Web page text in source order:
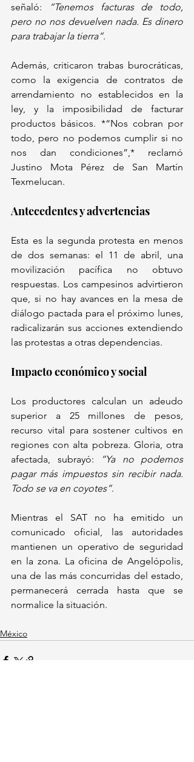
señaló:
“Tenemos facturas de todo,
pero no nos devuelven nada. Es dinero
para trabajar la tierra”.
Además, criticaron trabas burocráticas,
como la exigencia de contratos de
arrendamiento no establecidos en la
ley, y la imposibilidad de facturar
productos básicos. *“Nos cobran por
todo, pero no podemos cumplir si no
nos dan condiciones”,* reclamó
Justino Mota Pérez de San Martín
Texmelucan.
Antecedentes y advertencias
Esta es la segunda protesta en menos
de dos semanas: el 11 de abril, una
movilización pacífica no obtuvo
respuestas. Los campesinos advirtieron
que, si no hay avances en la mesa de
diálogo pactada para el próximo lunes,
radicalizarán sus acciones extendiendo
las protestas a otras dependencias.
Impacto económico y social
Los productores calculan un adeudo
superior a 25 millones de pesos,
recurso vital para sostener cultivos en
regiones con alta pobreza. Gloria, otra
afectada, subrayó:
“Ya no podemos
pagar más impuestos sin recibir nada.
Todo se va en coyotes”.
Mientras el SAT no ha emitido un
comunicado oficial, las autoridades
mantienen un operativo de seguridad
en la zona. La oficina de Angelópolis,
una de las más concurridas del estado,
permanecerá cerrada hasta que se
normalice la situación.
México